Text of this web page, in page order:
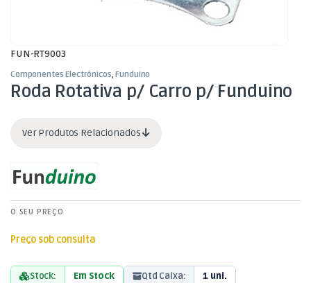
FUN-RT9003
Componentes Electrónicos,Funduino
Roda Rotativa p/ Carro p/ Funduino
Ver Produtos Relacionados
O SEU PREÇO
Preço sob consulta
Stock: Em Stock Qtd Caixa: 1 uni.